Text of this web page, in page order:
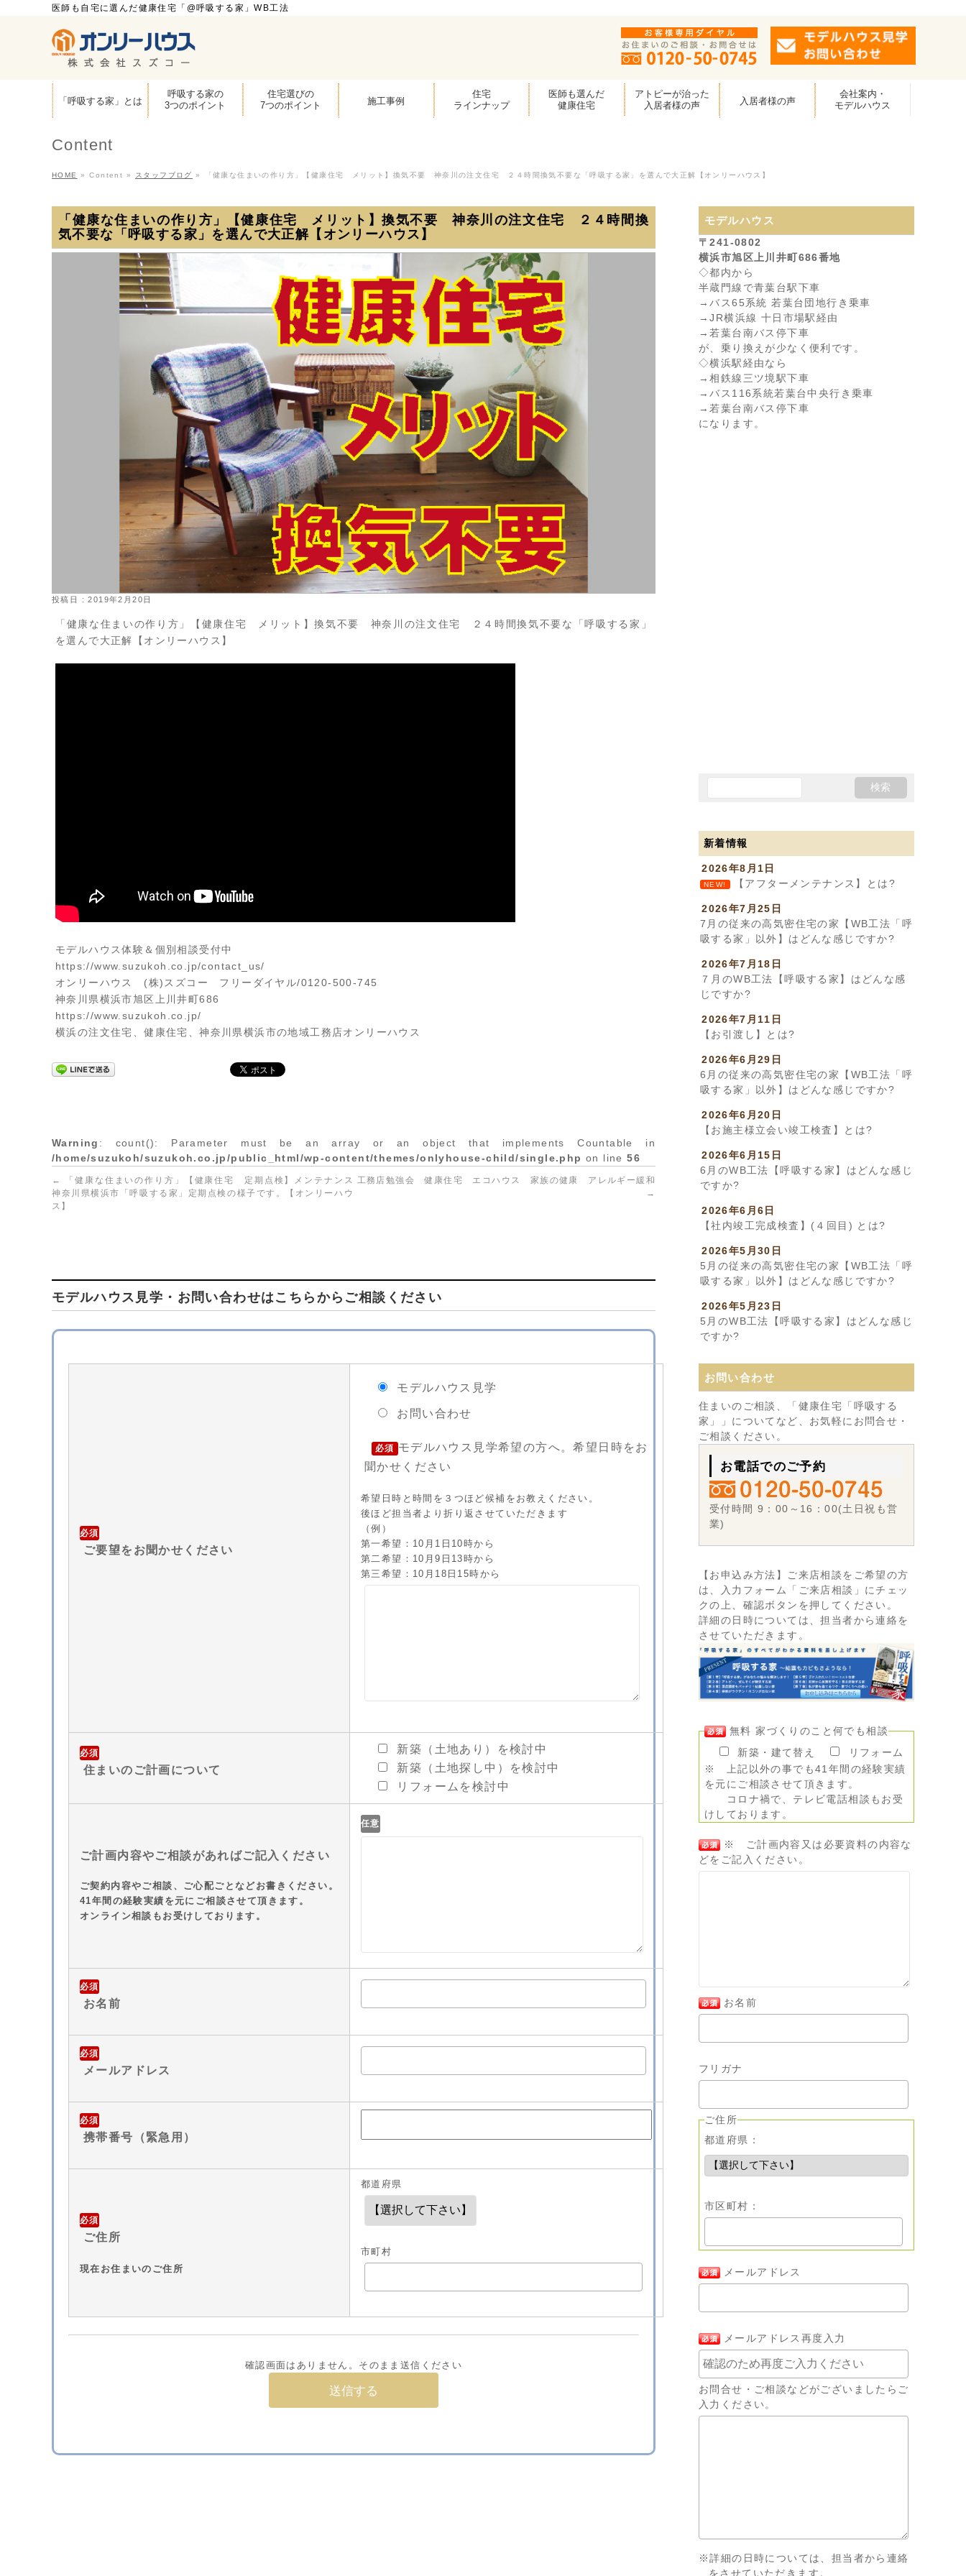
医師も自宅に選んだ健康住宅「@呼吸する家」WB工法
「呼吸する家」とは
呼吸する家の
3つのポイント
住宅選びの
7つのポイント
施工事例
住宅
ラインナップ
医師も選んだ
健康住宅
アトピーが治った
入居者様の声
入居者様の声
会社案内・
モデルハウス
Content
HOME » Content » スタッフブログ » 「健康な住まいの作り方」【健康住宅 メリット】換気不要 神奈川の注文住宅 ２４時間換気不要な「呼吸する家」を選んで大正解【オンリーハウス】
「健康な住まいの作り方」【健康住宅 メリット】換気不要 神奈川の注文住宅 ２４時間換
気不要な「呼吸する家」を選んで大正解【オンリーハウス】
投稿日 : 2019年2月20日
「健康な住まいの作り方」【健康住宅 メリット】換気不要 神奈川の注文住宅 ２４時間換気不要な「呼吸する家」
を選んで大正解【オンリーハウス】
モデルハウス体験＆個別相談受付中
https://www.suzukoh.co.jp/contact_us/
オンリーハウス (株)スズコー フリーダイヤル/0120-500-745
神奈川県横浜市旭区上川井町686
https://www.suzukoh.co.jp/
横浜の注文住宅、健康住宅、神奈川県横浜市の地域工務店オンリーハウス
Warning : count(): Parameter must be an array or an object that implements Countable in
/home/suzukoh/suzukoh.co.jp/public_html/wp-content/themes/onlyhouse-child/single.php on line56
←
「健康な住まいの作り方」【健康住宅 定期点検】メンテナンス
神奈川県横浜市「呼吸する家」定期点検の様子です。【オンリーハウ
ス】
工務店勉強会 健康住宅 エコハウス 家族の健康 アレルギー緩和
→
モデルハウス見学・お問い合わせはこちらからご相談ください
必須
ご要望をお聞かせください
モデルハウス見学
お問い合わせ
必須 モデルハウス見学希望の方へ。希望日時をお
聞かせください
希望日時と時間を３つほど候補をお教えください。
後ほど担当者より折り返させていただきます
（例）
第一希望：10月1日10時から
第二希望：10月9日13時から
第三希望：10月18日15時から
必須
住まいのご計画について
新築（土地あり）を検討中
新築（土地探し中）を検討中
リフォームを検討中
ご計画内容やご相談があればご記入ください
ご契約内容やご相談、ご心配ごとなどお書きください。
41年間の経験実績を元にご相談させて頂きます。
オンライン相談もお受けしております。
任意
必須
お名前
必須
メールアドレス
必須
携帯番号（緊急用）
必須
ご住所
現在お住まいのご住所
都道府県
市町村
確認画面はありません。そのまま送信ください
モデルハウス
〒241-0802
横浜市旭区上川井町686番地
◇都内から
半蔵門線で青葉台駅下車
→バス65系統 若葉台団地行き乗車
→JR横浜線 十日市場駅経由
→若葉台南バス停下車
が、乗り換えが少なく便利です。
◇横浜駅経由なら
→相鉄線三ツ境駅下車
→バス116系統若葉台中央行き乗車
→若葉台南バス停下車
になります。
新着情報
2026年8月1日
NEW! 【アフターメンテナンス】とは?
2026年7月25日
7月の従来の高気密住宅の家【WB工法「呼
吸する家」以外】はどんな感じですか?
2026年7月18日
７月のWB工法【呼吸する家】はどんな感
じですか?
2026年7月11日
【お引渡し】とは?
2026年6月29日
6月の従来の高気密住宅の家【WB工法「呼
吸する家」以外】はどんな感じですか?
2026年6月20日
【お施主様立会い竣工検査】とは?
2026年6月15日
6月のWB工法【呼吸する家】はどんな感じ
ですか?
2026年6月6日
【社内竣工完成検査】(４回目) とは?
2026年5月30日
5月の従来の高気密住宅の家【WB工法「呼
吸する家」以外】はどんな感じですか?
2026年5月23日
5月のWB工法【呼吸する家】はどんな感じ
ですか?
お問い合わせ
住まいのご相談、「健康住宅「呼吸する
家」」についてなど、お気軽にお問合せ・
ご相談ください。
お電話でのご予約
受付時間 9：00～16：00(土日祝も営
業)
【お申込み方法】ご来店相談をご希望の方
は、入力フォーム「ご来店相談」にチェッ
クの上、確認ボタンを押してください。
詳細の日時については、担当者から連絡を
させていただきます。
無料 家づくりのこと何でも相談
新築・建て替え
リフォーム
※ 上記以外の事でも41年間の経験実績
を元にご相談させて頂きます。
コロナ禍で、テレビ電話相談もお受
けしております。
※ ご計画内容又は必要資料の内容な
どをご記入ください。
お名前
フリガナ
ご住所
都道府県：
市区町村：
メールアドレス
メールアドレス再度入力
お問合せ・ご相談などがございましたらご
入力ください。
※詳細の日時については、担当者から連絡
をさせていただきます。